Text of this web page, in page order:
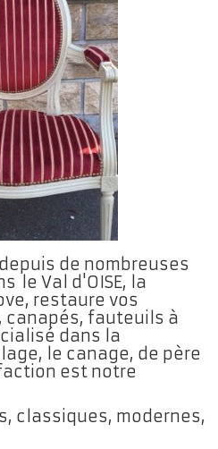
78▼
92▼
de nombreuses
le Val d'OISE, la
restaure vos
fauteuils à
dans la
le canage, de père
est notre
classiques, modernes,